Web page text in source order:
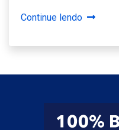
Continue lendo